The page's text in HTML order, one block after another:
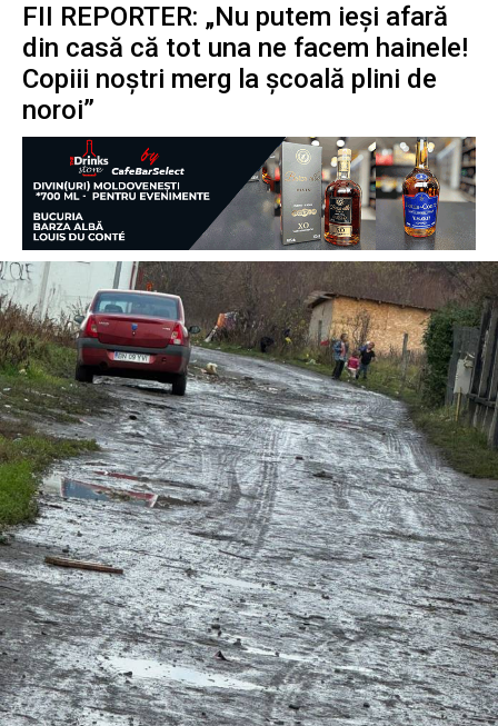
FII REPORTER: „Nu putem ieși afară
din casă că tot una ne facem hainele!
Copiii noștri merg la școală plini de
noroi”